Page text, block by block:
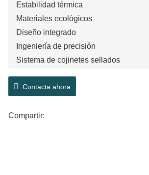
Estabilidad térmica
Materiales ecológicos
Diseño integrado
Ingeniería de precisión
Sistema de cojinetes sellados
Alta capacidad de carga
Contacta ahora
Compartir: